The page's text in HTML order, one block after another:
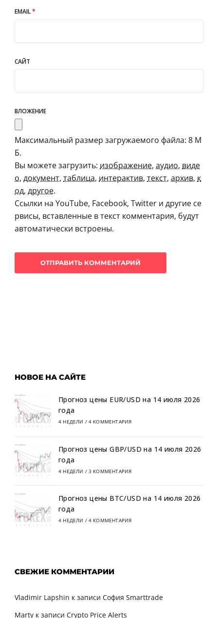
EMAIL*
САЙТ
ВЛОЖЕНИЕ
Максимальный размер загружаемого файла: 8 М
Б.
Вы можете загрузить: изображение, аудио, виде
о, документ, таблица, интерактив, текст, архив, к
од, другое.
Ссылки на YouTube, Facebook, Twitter и другие се
рвисы, вставленные в текст комментария, будут
автоматически встроены.
НОВОЕ НА САЙТЕ
Прогноз цены EUR/USD на 14 июля 2026
года
4 НЕДЕЛИ / 4 КОММЕНТАРИЯ
Прогноз цены GBP/USD на 14 июля 2026
года
4 НЕДЕЛИ / 3 КОММЕНТАРИЯ
Прогноз цены BTC/USD на 14 июля 2026
года
4 НЕДЕЛИ / 4 КОММЕНТАРИЯ
СВЕЖИЕ КОММЕНТАРИИ
Vladimir Lapshin к записи София Smarttrade
Marty к записи Crypto Price Alerts